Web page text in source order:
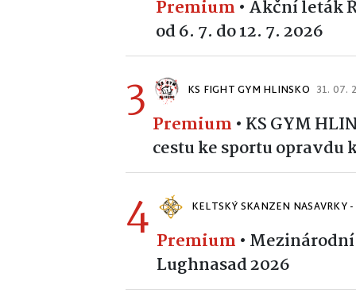
Premium • Akční leták
od 6. 7. do 12. 7. 2026
3 KS FIGHT GYM HLINSKO 31. 07.
Premium • KS GYM
cestu ke sportu opravdu
4 KELTSKÝ SKANZEN NASAVRKY
Premium •
Lughnasad 2026